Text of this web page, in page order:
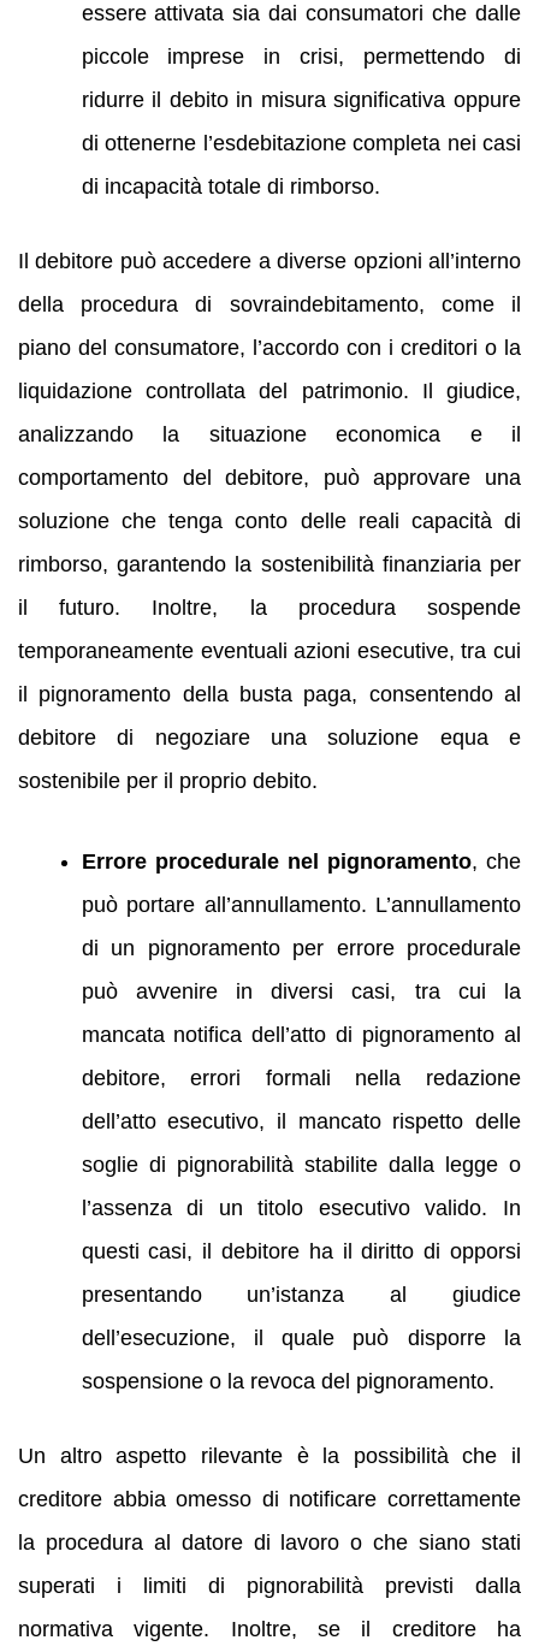
essere attivata sia dai consumatori che dalle
piccole imprese in crisi, permettendo di
ridurre il debito in misura significativa oppure
di ottenerne l’esdebitazione completa nei casi
di incapacità totale di rimborso.
Il debitore può accedere a diverse opzioni all’interno
della procedura di sovraindebitamento, come il
piano del consumatore, l’accordo con i creditori o la
liquidazione controllata del patrimonio. Il giudice,
analizzando la situazione economica e il
comportamento del debitore, può approvare una
soluzione che tenga conto delle reali capacità di
rimborso, garantendo la sostenibilità finanziaria per
il futuro. Inoltre, la procedura sospende
temporaneamente eventuali azioni esecutive, tra cui
il pignoramento della busta paga, consentendo al
debitore di negoziare una soluzione equa e
sostenibile per il proprio debito.
Errore procedurale nel pignoramento, che
può portare all’annullamento. L’annullamento
di un pignoramento per errore procedurale
può avvenire in diversi casi, tra cui la
mancata notifica dell’atto di pignoramento al
debitore, errori formali nella redazione
dell’atto esecutivo, il mancato rispetto delle
soglie di pignorabilità stabilite dalla legge o
l’assenza di un titolo esecutivo valido. In
questi casi, il debitore ha il diritto di opporsi
presentando un’istanza al giudice
dell’esecuzione, il quale può disporre la
sospensione o la revoca del pignoramento.
Un altro aspetto rilevante è la possibilità che il
creditore abbia omesso di notificare correttamente
la procedura al datore di lavoro o che siano stati
superati i limiti di pignorabilità previsti dalla
normativa vigente. Inoltre, se il creditore ha